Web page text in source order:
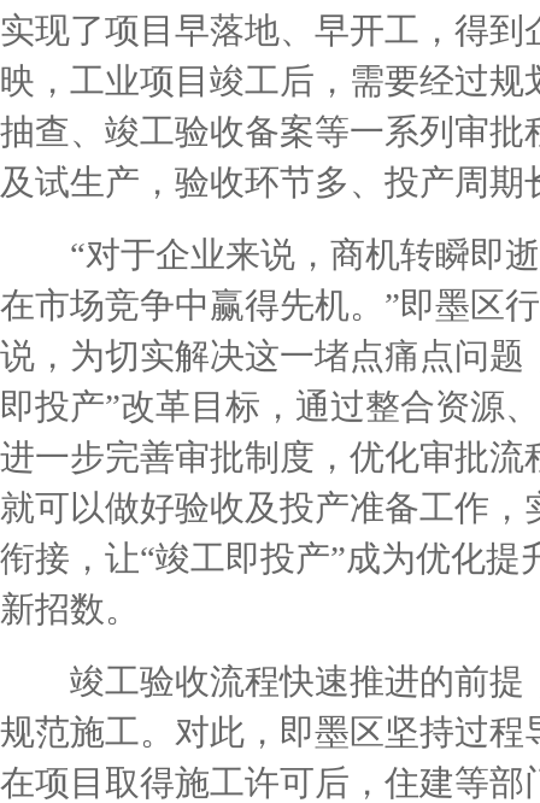
实现了项目早落地、早开工，得
映，工业项目竣工后，需要经过
抽查、竣工验收备案等一系列审
及试生产，验收环节多、投产周
“对于企业来说，商机转瞬即逝
在市场竞争中赢得先机。”即墨区
说，为切实解决这一堵点痛点问
即投产”改革目标，通过整合资源
进一步完善审批制度，优化审批
就可以做好验收及投产准备工作
衔接，让“竣工即投产”成为优化
新招数。
竣工验收流程快速推进的前提
规范施工。对此，即墨区坚持过
在项目取得施工许可后，住建等